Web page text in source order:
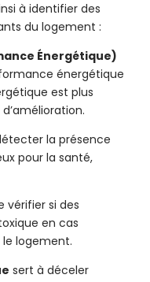
à identifier des
du logement :
Énergétique)
énergétique
est plus
la présence
pour la santé,
vérifier si des
en cas
le logement.
sert à déceler